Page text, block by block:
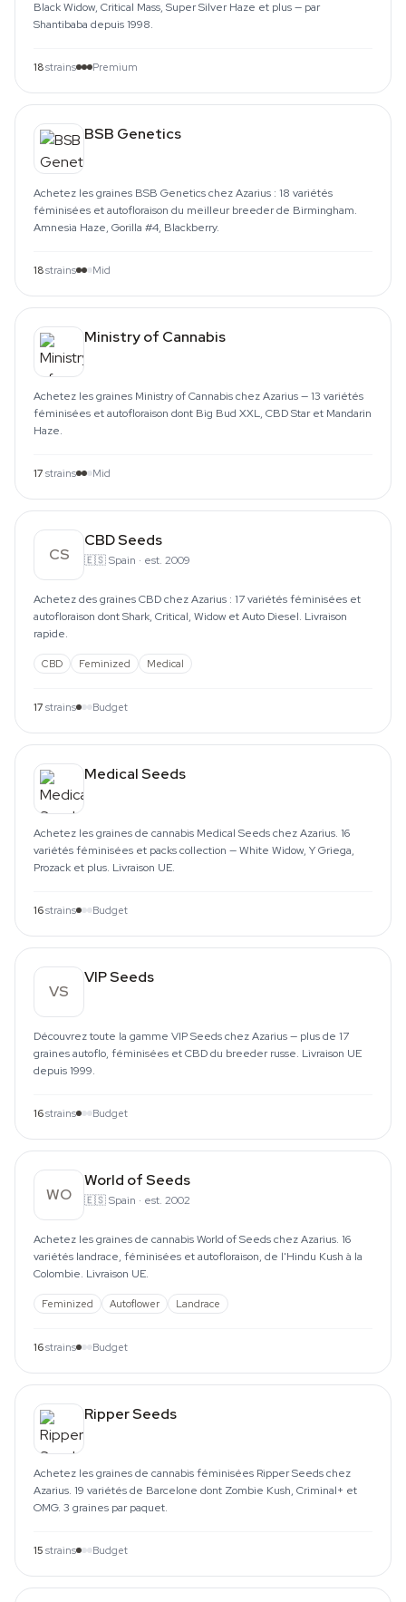
Black Widow, Critical Mass, Super Silver Haze et plus — par
Shantibaba depuis 1998.
18strains Premium
BSB Genetics
Achetez les graines BSB Genetics chez Azarius : 18 variétés
féminisées et autofloraison du meilleur breeder de Birmingham.
Amnesia Haze, Gorilla #4, Blackberry.
18strains Mid
Ministry of Cannabis
Achetez les graines Ministry of Cannabis chez Azarius — 13 variétés
féminisées et autofloraison dont Big Bud XXL, CBD Star et Mandarin
Haze.
17 strains Mid
CS
CBD Seeds
🇪🇸Spain · est. 2009
Achetez des graines CBD chez Azarius : 17 variétés féminisées et
autofloraison dont Shark, Critical, Widow et Auto Diesel. Livraison
rapide.
CBD Feminized Medical
17 strains Budget
Medical Seeds
Achetez les graines de cannabis Medical Seeds chez Azarius. 16
variétés féminisées et packs collection — White Widow, Y Griega,
Prozack et plus. Livraison UE.
16strains Budget
VS
VIP Seeds
Découvrez toute la gamme VIP Seeds chez Azarius — plus de 17
graines autoflo, féminisées et CBD du breeder russe. Livraison UE
depuis 1999.
16strains Budget
WO
World of Seeds
🇪🇸Spain · est. 2002
Achetez les graines de cannabis World of Seeds chez Azarius. 16
variétés landrace, féminisées et autofloraison, de l'Hindu Kush à la
Colombie. Livraison UE.
Feminized Autoflower Landrace
16strains Budget
Ripper Seeds
Achetez les graines de cannabis féminisées Ripper Seeds chez
Azarius. 19 variétés de Barcelone dont Zombie Kush, Criminal+ et
OMG. 3 graines par paquet.
15 strains Budget